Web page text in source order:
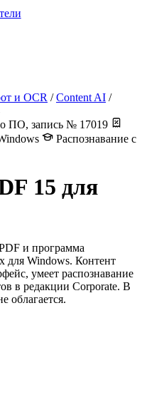
и OCR / Content AI /
ПО, запись № 17019
Распознавание с
15 для
и программа
для Windows. Контент
умеет распознавание
в редакции Corporate. В
облагается.